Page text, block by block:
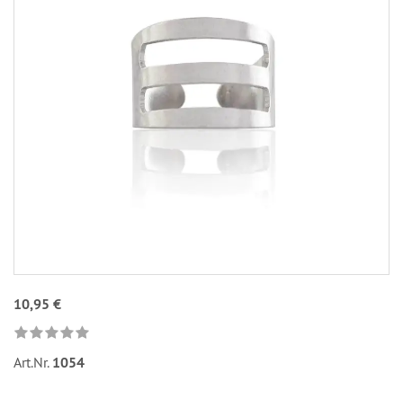
10,95 €
Art.Nr. 1054